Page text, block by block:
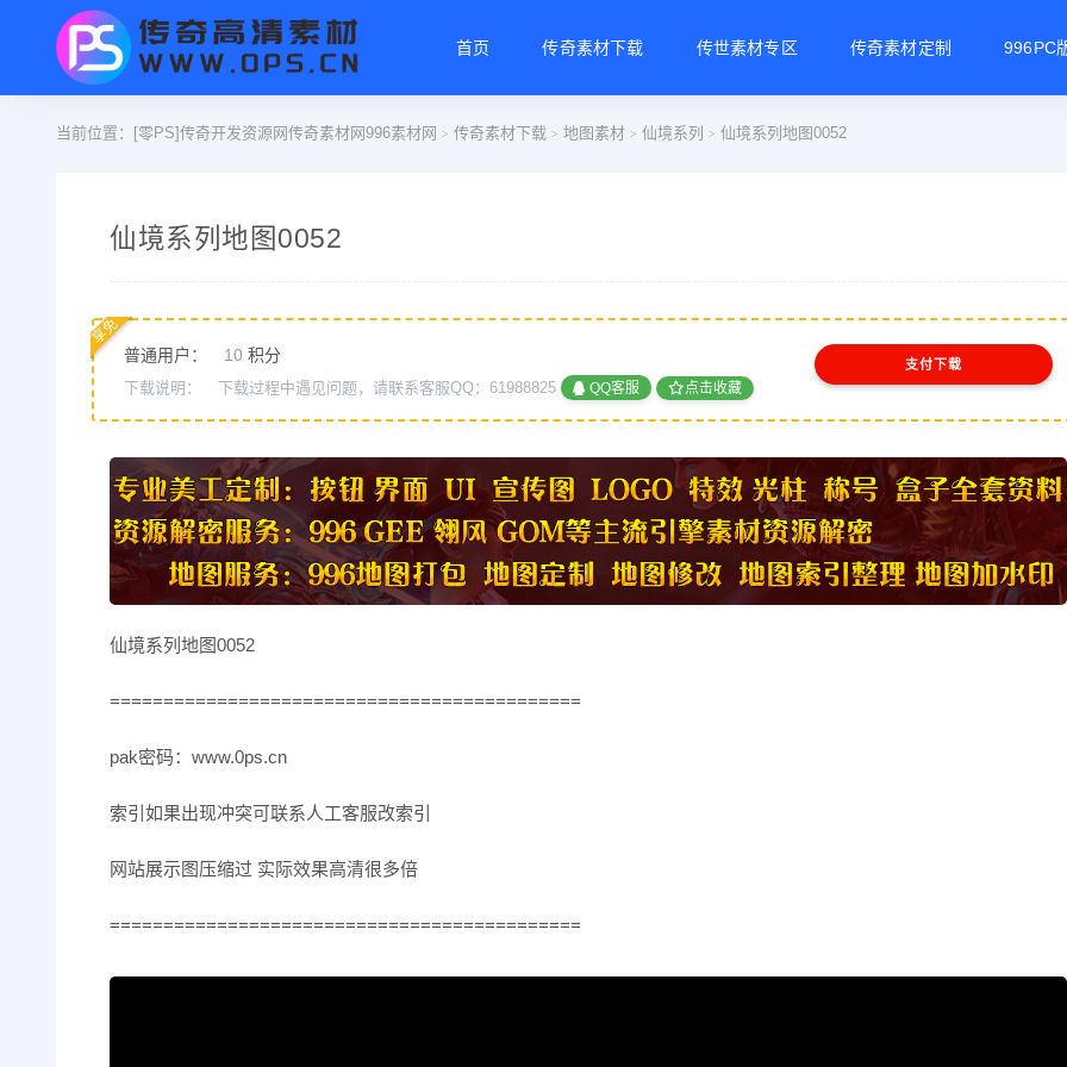
首页 传奇素材下载 传世素材专区 传奇素材定制 996PC
当前位置： [零PS]传奇开发资源网传奇素材网996素材网 > 传奇素材下载 > 地图素材 > 仙境系列 > 仙境系列地图0052
仙境系列地图0052
普通用户： 10 积分
享免
支付下载
下载说明： 下载过程中遇见问题，请联系客服QQ：61988825 QQ客服 点击收藏
仙境系列地图0052
============================================
pak密码：www.0ps.cn
索引如果出现冲突可联系人工客服改索引
网站展示图压缩过 实际效果高清很多倍
============================================